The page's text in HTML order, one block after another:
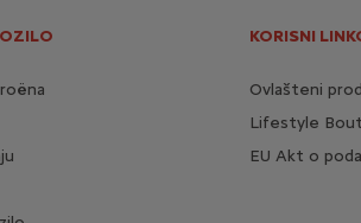
KORISNI
Ovlašteni
Lifestyle
EU Akt o